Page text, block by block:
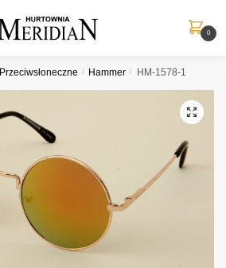
0
Przeciwsłoneczne / Hammer / HM-1578-1